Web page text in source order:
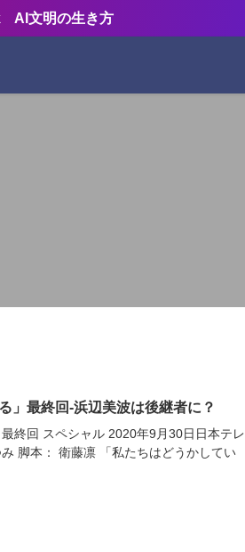
AI文明の生き方
」最終回-浜辺美波は後継者に？
終回 スペシャル 2020年9月30日日本テレ
脚本： 衛藤凛 「私たちはどうかしてい